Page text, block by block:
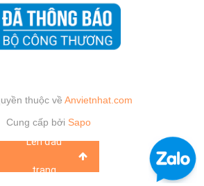
thuộc về Anvietnhat.com
Cung cấp bởi Sapo
Lên đầu
trang